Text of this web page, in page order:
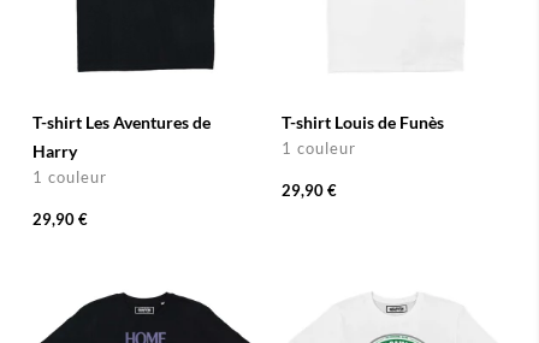
T-shirt Les Aventures de
Harry
1 couleur
29,90 €
T-shirt Louis de Funès
1 couleur
29,90 €